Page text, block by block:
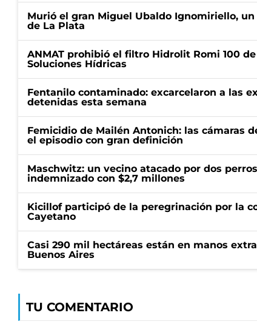
Murió el gran Miguel Ubaldo Ignomiriello,
de La Plata
ANMAT prohibió el filtro Hidrolit Romi 100
Soluciones Hídricas
Fentanilo contaminado: excarcelaron a las
detenidas esta semana
Femicidio de Mailén Antonich: las cámaras
el episodio con gran definición
Maschwitz: un vecino atacado por dos
indemnizado con $2,7 millones
Kicillof participó de la peregrinación por la
Cayetano
Casi 290 mil hectáreas están en manos
Buenos Aires
TU COMENTARIO